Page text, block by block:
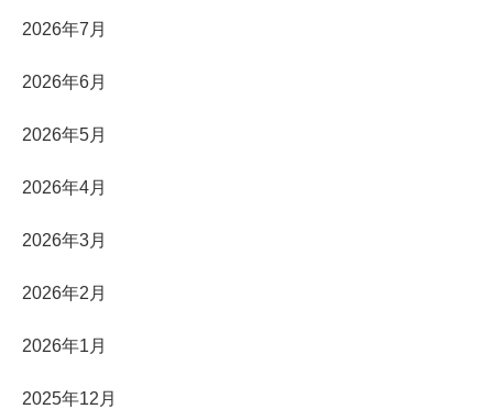
2026年7月
2026年6月
2026年5月
2026年4月
2026年3月
2026年2月
2026年1月
2025年12月